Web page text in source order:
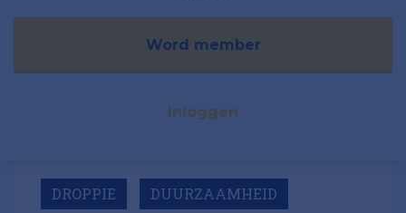
Word member
Inloggen
DROPPIE DUURZAAMHEID